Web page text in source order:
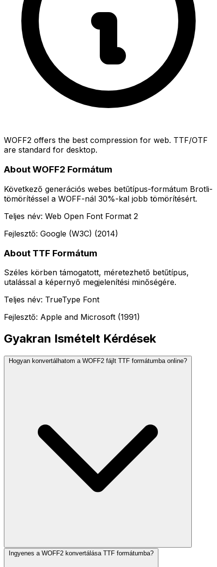
WOFF2 offers the best compression for web. TTF/OTF
are standard for desktop.
About WOFF2 Formátum
Következő generációs webes betűtípus-formátum Brotli-
tömörítéssel a WOFF-nál 30%-kal jobb tömörítésért.
Teljes név: Web Open Font Format 2
Fejlesztő: Google (W3C) (2014)
About TTF Formátum
Széles körben támogatott, méretezhető betűtípus,
utalással a képernyő megjelenítési minőségére.
Teljes név: TrueType Font
Fejlesztő: Apple and Microsoft (1991)
Gyakran Ismételt Kérdések
Hogyan konvertálhatom a WOFF2 fájlt TTF formátumba online?
Ingyenes a WOFF2 konvertálása TTF formátumba?